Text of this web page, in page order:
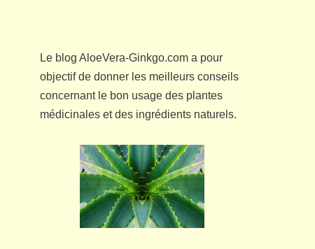
Le blog AloeVera-Ginkgo.com a pour
objectif de donner les meilleurs conseils
concernant le bon usage des plantes
médicinales et des ingrédients naturels.